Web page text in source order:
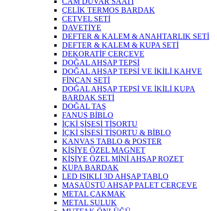
ÇELİK TERMOS BARDAK
CETVEL SETİ
DAVETİYE
DEFTER & KALEM & ANAHTARLIK SETİ
DEFTER & KALEM & KUPA SETİ
DEKORATİF ÇERÇEVE
DOĞAL AHŞAP TEPSİ
DOĞAL AHŞAP TEPSİ VE İKİLİ KAHVE
FİNCAN SETİ
DOĞAL AHŞAP TEPSİ VE İKİLİ KUPA
BARDAK SETİ
DOĞAL TAŞ
FANUS BİBLO
İÇKİ ŞİŞESİ TİŞORTU
İÇKİ ŞİŞESİ TİŞORTU & BİBLO
KANVAS TABLO & POSTER
KİŞİYE ÖZEL MAGNET
KİŞİYE ÖZEL MİNİ AHŞAP ROZET
KUPA BARDAK
LED IŞIKLI 3D AHŞAP TABLO
MASAÜSTÜ AHŞAP PALET ÇERÇEVE
METAL ÇAKMAK
METAL SULUK